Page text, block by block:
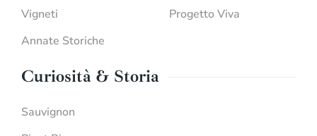
Vigneti
Annate Storiche
Progetto Viva
Curiosità & Storia
Sauvignon